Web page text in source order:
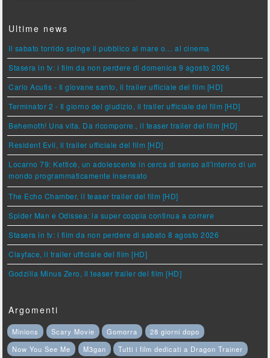
Ultime news
Il sabato torrido spinge il pubblico al mare o… al cinema
Stasera in tv: i film da non perdere di domenica 9 agosto 2026
Carlo Acutis - Il giovane santo, il trailer ufficiale del film [HD]
Terminator 2 - Il giorno del giudizio, il trailer ufficiale del film [HD]
Behemoth! Una vita. Da ricomporre., il teaser trailer del film [HD]
Resident Evil, il trailer ufficiale del film [HD]
Locarno 79: Ketticè, un adolescente in cerca di senso all'interno di un
mondo programmaticamente insensato
The Echo Chamber, il teaser trailer del film [HD]
Spider Man e Odissea: la super coppia continua a correre
Stasera in tv: i film da non perdere di sabato 8 agosto 2026
Clayface, il trailer ufficiale del film [HD]
Godzilla Minus Zero, il teaser trailer del film [HD]
Argomenti
Minions Scary Movie Gomorra
28 giorni dopo
Now You See Me
M3gan
Tutti i film dedicati a Dragon Trainer